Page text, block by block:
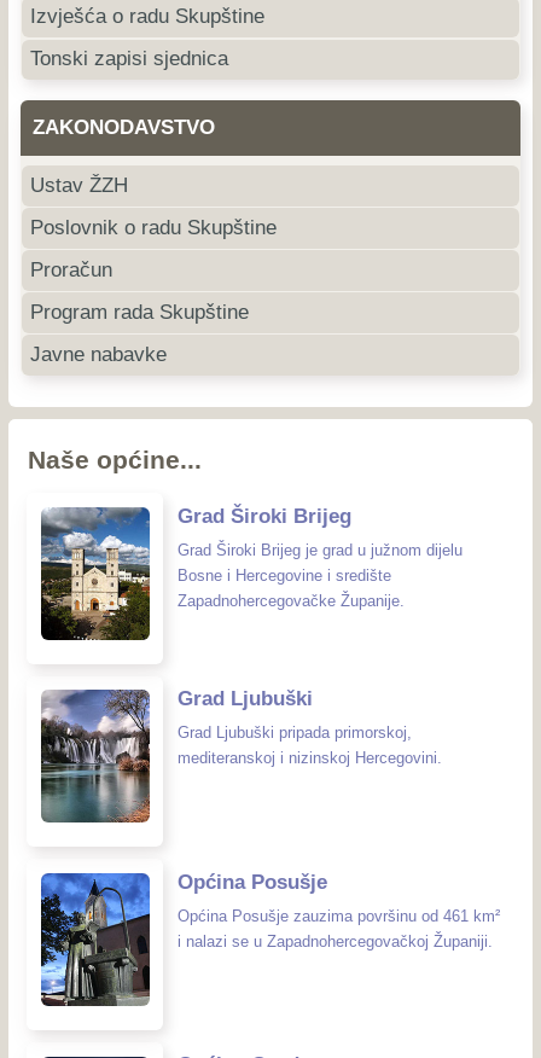
Izvješća o radu Skupštine
Tonski zapisi sjednica
ZAKONODAVSTVO
Ustav ŽZH
Poslovnik o radu Skupštine
Proračun
Program rada Skupštine
Javne nabavke
Naše općine...
Grad Široki Brijeg
Grad Široki Brijeg je grad u južnom dijelu
Bosne i Hercegovine i središte
Zapadnohercegovačke Županije.
Grad Ljubuški
Grad Ljubuški pripada primorskoj,
mediteranskoj i nizinskoj Hercegovini.
Općina Posušje
Općina Posušje zauzima površinu od 461 km²
i nalazi se u Zapadnohercegovačkoj Županiji.